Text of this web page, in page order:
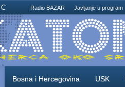
C Radio BAZAR Javljanje u program
Bosna i Hercegovina USK